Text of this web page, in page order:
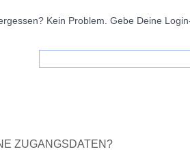
Kein Problem. Gebe Deine
ZUGANGSDATEN?